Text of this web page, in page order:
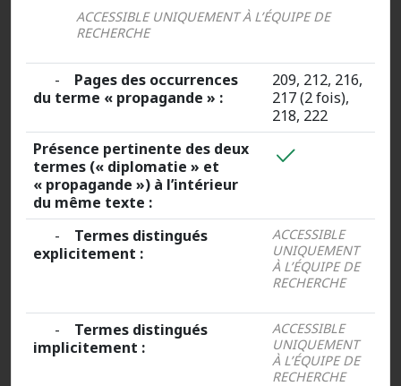
ACCESSIBLE UNIQUEMENT À L’ÉQUIPE DE
RECHERCHE
- Pages des occurrences
du terme « propagande » :
209, 212, 216,
217 (2 fois),
218, 222
Présence pertinente des deux
termes (« diplomatie » et
« propagande ») à l’intérieur
du même texte :
- Termes distingués
explicitement :
ACCESSIBLE
UNIQUEMENT
À L’ÉQUIPE DE
RECHERCHE
- Termes distingués
implicitement :
ACCESSIBLE
UNIQUEMENT
À L’ÉQUIPE DE
RECHERCHE